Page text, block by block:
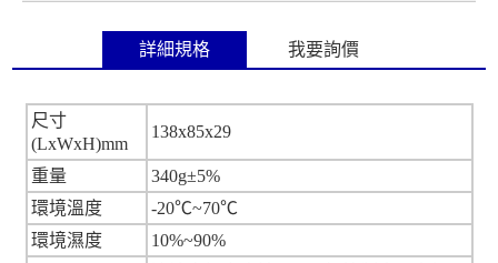
詳細規格 我要詢價
尺寸
(LxWxH)mm
138x85x29
重量
340g±5%
環境溫度
-20℃~70℃
環境濕度
10%~90%